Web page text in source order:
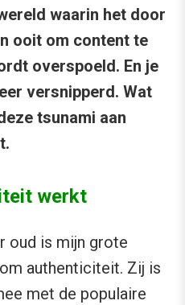
waarin het door
ooit om content te
overspoeld. En je
versnipperd. Wat
tsunami aan
werkt
oud is mijn grote
authenticiteit. Zij is
met de populaire